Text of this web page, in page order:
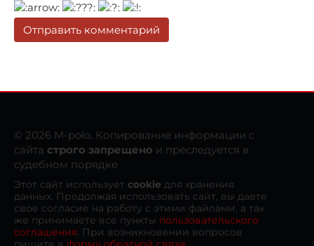
© 2026 M-polo. Копирование информации с
сайта строго запрещено и преследуется в
судебном порядке
Этот сайт использует cookie для хранения
данных. Продолжая использовать сайт, вы даете
свое согласие на работу с этими файлами, а так
же принимаете все пункты пользовательского
соглашения. При возникновении вопросов